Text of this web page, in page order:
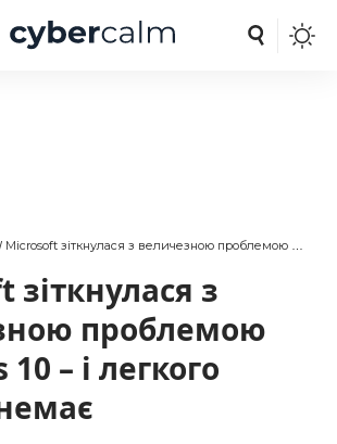
/ Microsoft зіткнулася з величезною проблемою Windows 10 – і легкого виходу немає
зіткнулася з
проблемою
– і легкого